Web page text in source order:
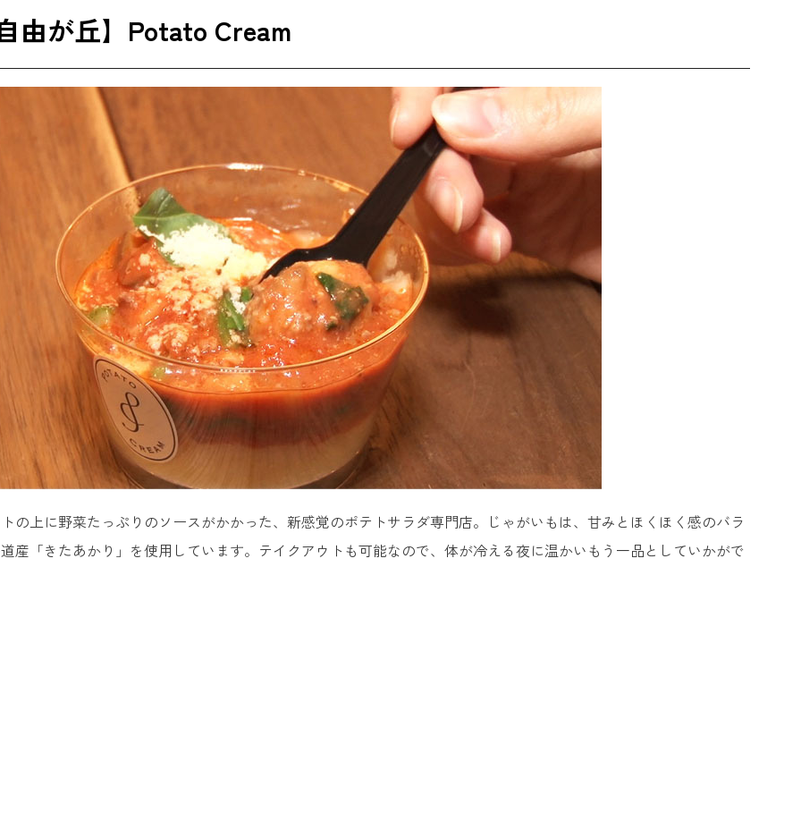
由が丘】Potato Cream
の上に野菜たっぷりのソースがかかった、新感覚のポテトサラダ専門店。じゃがいもは、甘みとほくほく感のバラ
産「きたあかり」を使用しています。テイクアウトも可能なので、体が冷える夜に温かいもう一品としていかがで